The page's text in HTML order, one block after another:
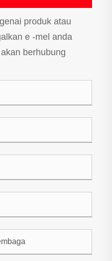
produk atau
e -mel anda
berhubung